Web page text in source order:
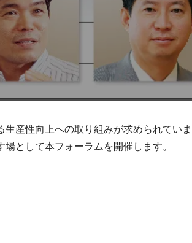
産性向上への取り組みが求められてい
として本フォーラムを開催します。